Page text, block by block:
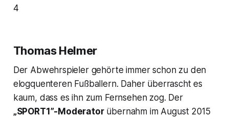
4
Thomas Helmer
Der Abwehrspieler gehörte immer schon zu den
elogquenteren Fußballern. Daher überrascht es
kaum, dass es ihn zum Fernsehen zog. Der
„SPORT1”-Moderatorübernahm im August 2015